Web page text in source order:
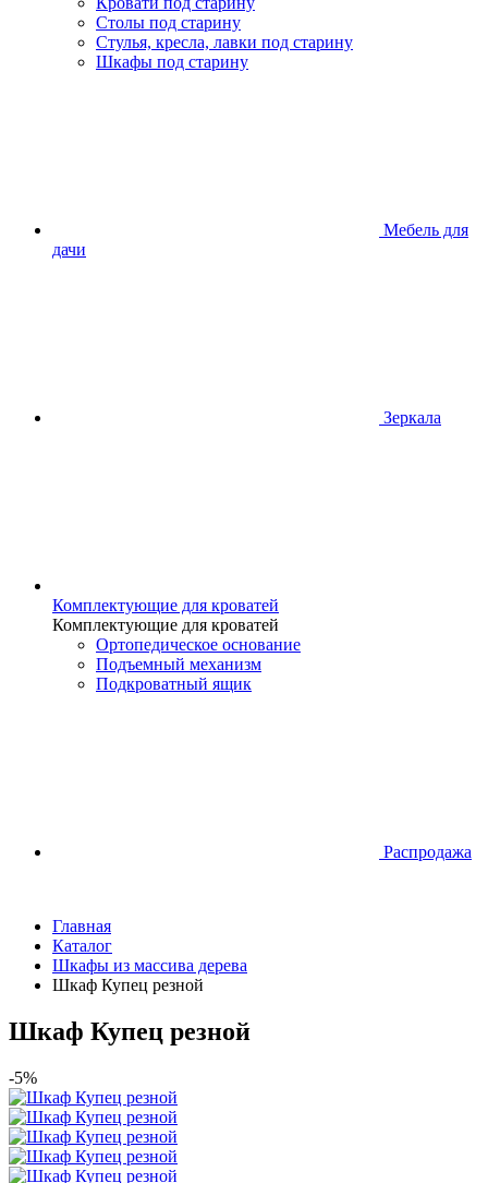
Столы под старину
Стулья, кресла, лавки под старину
Шкафы под старину
Мебель для
дачи
Зеркала
Комплектующие для кроватей
Комплектующие для кроватей
Ортопедическое основание
Подъемный механизм
Подкроватный ящик
Распродажа
Главная
Каталог
Шкафы из массива дерева
Шкаф Купец резной
Шкаф Купец резной
-5%